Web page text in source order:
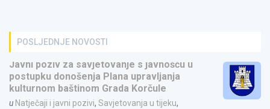
POSLJEDNJE NOVOSTI
Javni poziv za savjetovanje s javnošću u
postupku donošenja Plana upravljanja
kulturnom baštinom Grada Korčule
u Natječaji i javni pozivi, Savjetovanja u tijeku,